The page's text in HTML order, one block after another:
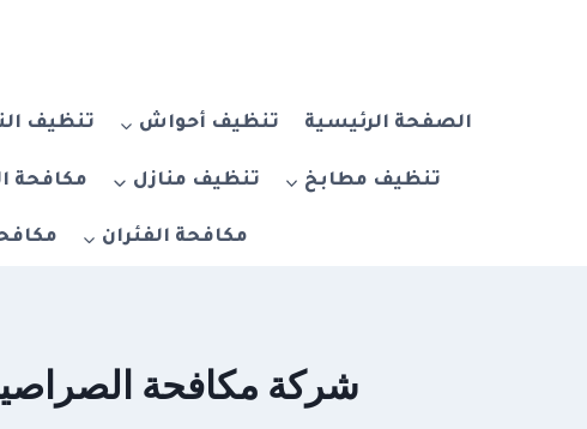
الصفحة الرئيسية تنظيف أحواش تنظيف
تنظيف مطابخ تنظيف منازل مكافحة
مكافحة الفئران
شركة مكافحة الصراصير في